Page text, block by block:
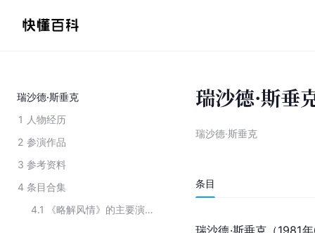
瑞沙德·斯垂克
1 人物经历
2 参演作品
3 参考资料
4 条目合集
4.1
《略解风情》的主要演员
瑞沙德·斯垂
瑞沙德·斯垂克
条目
瑞沙德·斯垂克（1981